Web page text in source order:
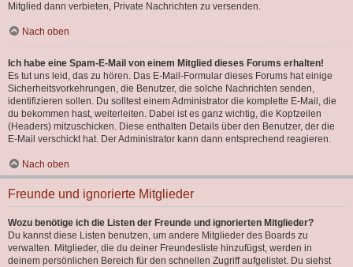
Mitglied dann verbieten, Private Nachrichten zu versenden.
Nach oben
Ich habe eine Spam-E-Mail von einem Mitglied dieses Forums erhalten!
Es tut uns leid, das zu hören. Das E-Mail-Formular dieses Forums hat einige
Sicherheitsvorkehrungen, die Benutzer, die solche Nachrichten senden,
identifizieren sollen. Du solltest einem Administrator die komplette E-Mail, die
du bekommen hast, weiterleiten. Dabei ist es ganz wichtig, die Kopfzeilen
(Headers) mitzuschicken. Diese enthalten Details über den Benutzer, der die
E-Mail verschickt hat. Der Administrator kann dann entsprechend reagieren.
Nach oben
Freunde und ignorierte Mitglieder
Wozu benötige ich die Listen der Freunde und ignorierten Mitglieder?
Du kannst diese Listen benutzen, um andere Mitglieder des Boards zu
verwalten. Mitglieder, die du deiner Freundesliste hinzufügst, werden in
deinem persönlichen Bereich für den schnellen Zugriff aufgelistet. Du siehst